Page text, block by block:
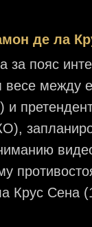
де ла
за пояс
весе между
и
Крус Сена